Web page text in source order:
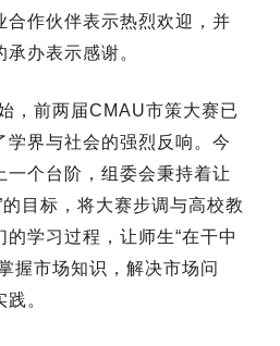
合作伙伴表示热烈欢迎，并
办表示感谢。
，前两届CMAU市策大赛已
学界与社会的强烈反响。今
一个台阶，组委会秉持着让
目标， 将大赛步调与高校教
学习过程，让师生“在干中
握市场知识，解决市场问
。